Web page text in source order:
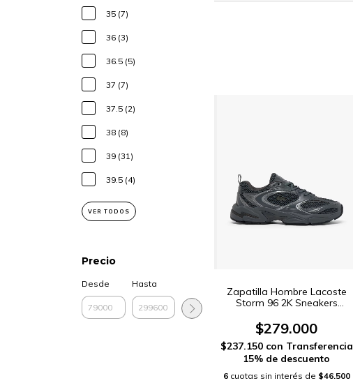
35 (7)
36 (3)
36.5 (5)
37 (7)
37.5 (2)
38 (8)
39 (31)
39.5 (4)
VER TODOS
Precio
Desde Hasta
Zapatilla Hombre Lacoste
Storm 96 2K Sneakers
$279.000
$237.150 con Transferencia
15% de descuento
6 cuotas sin interés de $46.500